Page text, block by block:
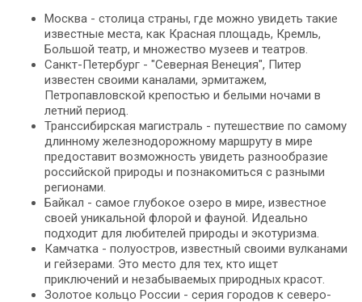
Москва - столица страны, где можно увидеть такие
известные места, как Красная площадь, Кремль,
Большой театр, и множество музеев и театров.
Санкт-Петербург - "Северная Венеция", Питер
известен своими каналами, эрмитажем,
Петропавловской крепостью и белыми ночами в
летний период.
Транссибирская магистраль - путешествие по самому
длинному железнодорожному маршруту в мире
предоставит возможность увидеть разнообразие
российской природы и познакомиться с разными
регионами.
Байкал - самое глубокое озеро в мире, известное
своей уникальной флорой и фауной. Идеально
подходит для любителей природы и экотуризма.
Камчатка - полуостров, известный своими вулканами
и гейзерами. Это место для тех, кто ищет
приключений и незабываемых природных красот.
Золотое кольцо России - серия городов к северо-